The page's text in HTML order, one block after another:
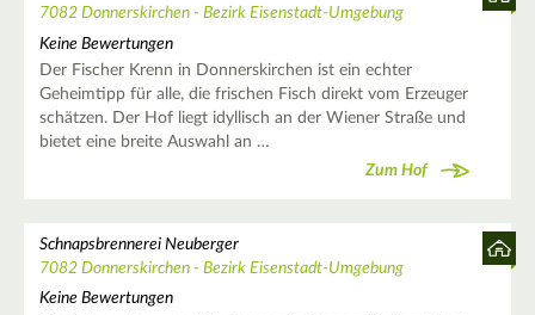
7082 Donnerskirchen - Bezirk Eisenstadt-Umgebung
Keine Bewertungen
Der Fischer Krenn in Donnerskirchen ist ein echter
Geheimtipp für alle, die frischen Fisch direkt vom Erzeuger
schätzen. Der Hof liegt idyllisch an der Wiener Straße und
bietet eine breite Auswahl an …
Zum Hof
Schnapsbrennerei Neuberger
7082 Donnerskirchen - Bezirk Eisenstadt-Umgebung
Keine Bewertungen